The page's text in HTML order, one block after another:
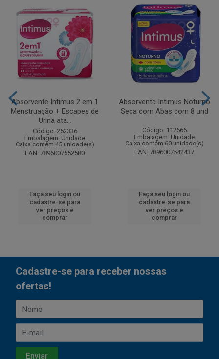
Absorvente Intimus 2 em 1
Menstruação + Escapes de
Urina ata...
Código: 252336
Embalagem: Unidade
Caixa contém 45 unidade(s)
EAN: 7896007552580
Faça seu login ou
cadastre-se para
ver preços e
comprar
Absorvente Intimus Noturno
Seca com Abas com 8 und
Código: 112666
Embalagem: Unidade
Caixa contém 60 unidade(s)
EAN: 7896007542437
Faça seu login ou
cadastre-se para
ver preços e
comprar
Cadastre-se para receber nossas
ofertas!